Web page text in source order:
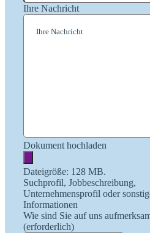
Ihre Nachricht
Dokument hochladen
Dateigröße: 128 MB.
Suchprofil, Jobbeschreibung,
Unternehmensprofil oder
Informationen
Wie sind Sie auf uns
(erforderlich)